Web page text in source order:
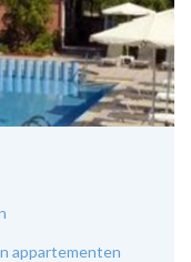
appartementen